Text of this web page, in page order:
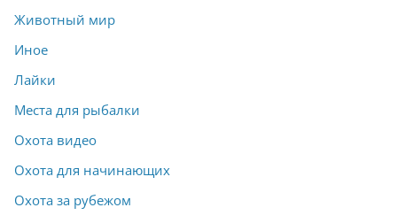
Животный мир
Иное
Лайки
Места для рыбалки
Охота видео
Охота для начинающих
Охота за рубежом